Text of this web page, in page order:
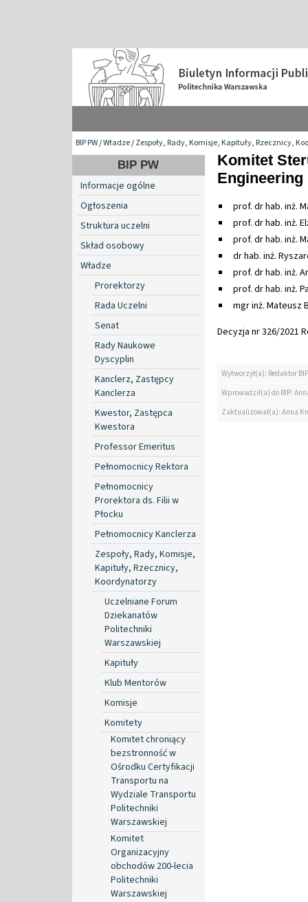
BIP PW/Władze/Zespoły, Rady, Komisje, Kapituły, Rzecznicy,
BIP PW
Informacje ogólne
Ogłoszenia
Struktura uczelni
Skład osobowy
Władze
Prorektorzy
Rada Uczelni
Senat
Rady Naukowe
Dyscyplin
Kanclerz, Zastępcy
Kanclerza
Kwestor, Zastępca
Kwestora
Professor Emeritus
Pełnomocnicy Rektora
Pełnomocnicy
Prorektora ds. Filii w
Płocku
Pełnomocnicy Kanclerza
Zespoły, Rady, Komisje,
Kapituły, Rzecznicy,
Koordynatorzy
Uczelniane Forum
Dziekanatów
Politechniki
Warszawskiej
Kapituły
Klub Mentorów
Komisje
Komitety
Komitet chroniący
bezstronność w
Ośrodku Certyfikacji
Transportu na
Wydziale Transportu
Politechniki
Warszawskiej
Komitet
Organizacyjny
obchodów 200-lecia
Politechniki
Warszawskiej
Komitet
Engineering
prof. dr hab. inż.
prof. dr hab. inż.
prof. dr hab. inż.
dr hab. inż.
prof. dr hab. inż.
prof. dr hab. inż.
mgr inż.
Decyzja nr 326/2021
Wytworzył(a): Redaktor BIP
Wprowadził(a) do BIP:
Zaktualizował(a): Anna